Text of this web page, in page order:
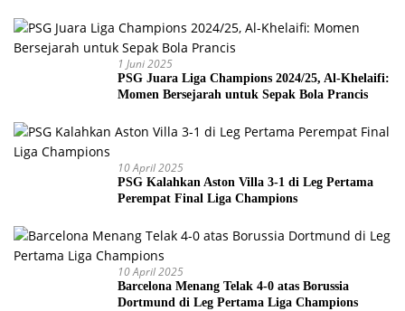
1 Juni 2025
PSG Juara Liga Champions 2024/25, Al-Khelaifi:
Momen Bersejarah untuk Sepak Bola Prancis
10 April 2025
PSG Kalahkan Aston Villa 3-1 di Leg Pertama
Perempat Final Liga Champions
10 April 2025
Barcelona Menang Telak 4-0 atas Borussia
Dortmund di Leg Pertama Liga Champions